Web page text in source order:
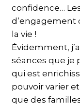
confidence…
d’engagement
la vie !
Évidemment,
séances que je
qui est
pouvoir varier
que des